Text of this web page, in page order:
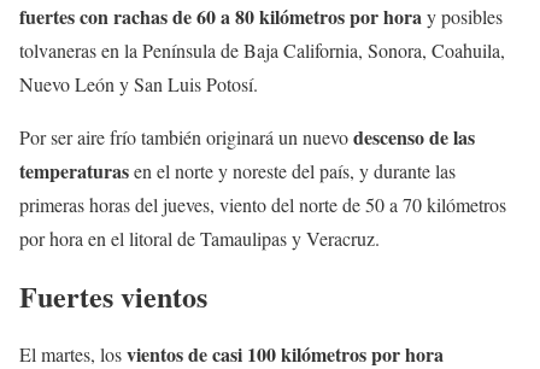
fuertes con rachas de 60 a 80 kilómetros por horay posibles
tolvaneras en la Península de Baja California, Sonora, Coahuila,
Nuevo León y San Luis Potosí.
Por ser aire frío también originará un nuevodescenso de las
temperaturasen el norte y noreste del país, y durante las
primeras horas del jueves, viento del norte de 50 a 70 kilómetros
por hora en el litoral de Tamaulipas y Veracruz.
Fuertes vientos
El martes, losvientos de casi 100 kilómetros por hora